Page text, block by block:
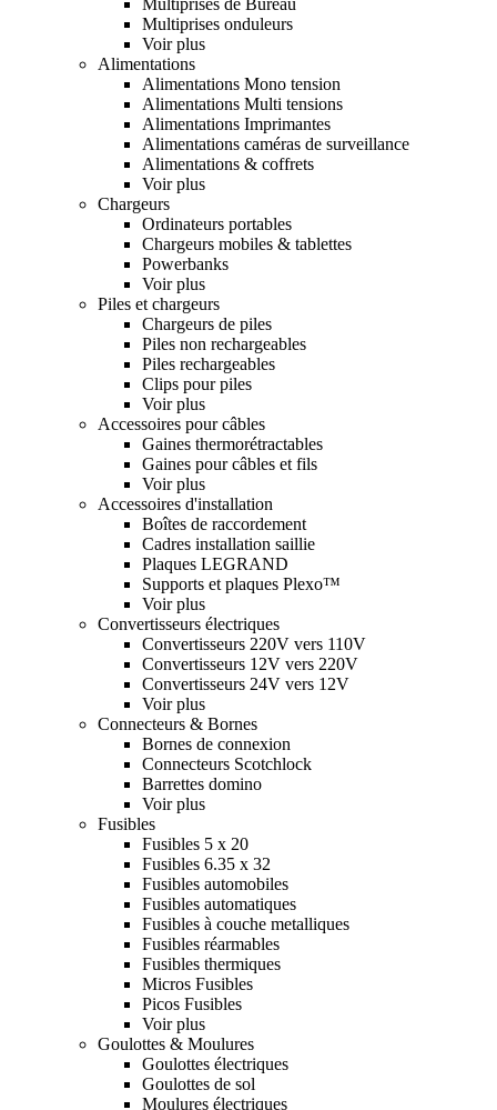
Multiprises onduleurs
Voir plus
Alimentations
Alimentations Mono tension
Alimentations Multi tensions
Alimentations Imprimantes
Alimentations caméras de surveillance
Alimentations & coffrets
Voir plus
Chargeurs
Ordinateurs portables
Chargeurs mobiles & tablettes
Powerbanks
Voir plus
Piles et chargeurs
Chargeurs de piles
Piles non rechargeables
Piles rechargeables
Clips pour piles
Voir plus
Accessoires pour câbles
Gaines thermorétractables
Gaines pour câbles et fils
Voir plus
Accessoires d'installation
Boîtes de raccordement
Cadres installation saillie
Plaques LEGRAND
Supports et plaques Plexo™
Voir plus
Convertisseurs électriques
Convertisseurs 220V vers 110V
Convertisseurs 12V vers 220V
Convertisseurs 24V vers 12V
Voir plus
Connecteurs & Bornes
Bornes de connexion
Connecteurs Scotchlock
Barrettes domino
Voir plus
Fusibles
Fusibles 5 x 20
Fusibles 6.35 x 32
Fusibles automobiles
Fusibles automatiques
Fusibles à couche metalliques
Fusibles réarmables
Fusibles thermiques
Micros Fusibles
Picos Fusibles
Voir plus
Goulottes & Moulures
Goulottes électriques
Goulottes de sol
Moulures électriques